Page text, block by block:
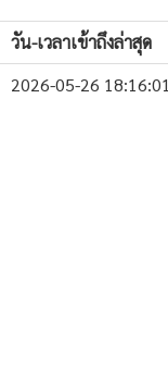
วัน-เวลาเข้าถึงล่าสุด
2026-05-26 18:16:01